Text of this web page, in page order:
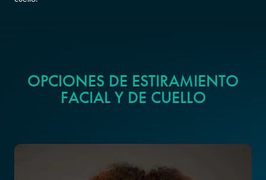
OPCIONES DE ESTIRAMIENTO
FACIAL Y DE CUELLO